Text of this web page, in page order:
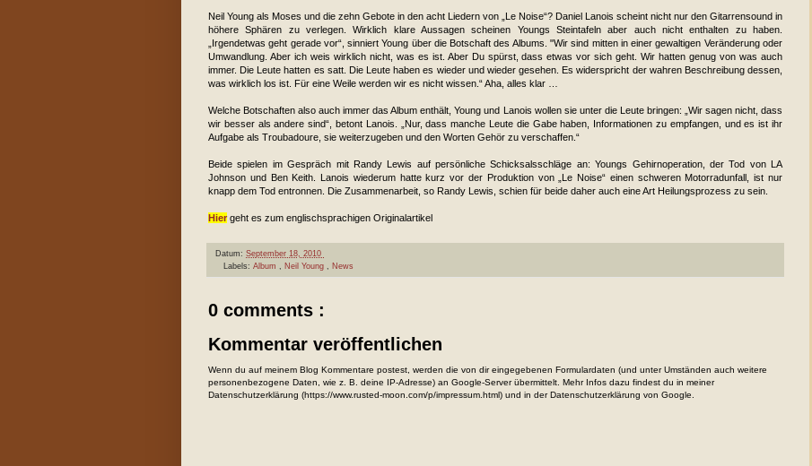
Neil Young als Moses und die zehn Gebote in den acht Liedern von „Le Noise“? Daniel Lanois scheint nicht nur den Gitarrensound in
höhere Sphären zu verlegen. Wirklich klare Aussagen scheinen Youngs Steintafeln aber auch nicht enthalten zu haben.
„Irgendetwas geht gerade vor“, sinniert Young über die Botschaft des Albums. "Wir sind mitten in einer gewaltigen Veränderung oder
Umwandlung. Aber ich weis wirklich nicht, was es ist. Aber Du spürst, dass etwas vor sich geht. Wir hatten genug von was auch
immer. Die Leute hatten es satt. Die Leute haben es wieder und wieder gesehen. Es widerspricht der wahren Beschreibung dessen,
was wirklich los ist. Für eine Weile werden wir es nicht wissen.“ Aha, alles klar …
Welche Botschaften also auch immer das Album enthält, Young und Lanois wollen sie unter die Leute bringen: „Wir sagen nicht, dass
wir besser als andere sind“, betont Lanois. „Nur, dass manche Leute die Gabe haben, Informationen zu empfangen, und es ist ihr
Aufgabe als Troubadoure, sie weiterzugeben und den Worten Gehör zu verschaffen.“
Beide spielen im Gespräch mit Randy Lewis auf persönliche Schicksalsschläge an: Youngs Gehirnoperation, der Tod von LA
Johnson und Ben Keith. Lanois wiederum hatte kurz vor der Produktion von „Le Noise“ einen schweren Motorradunfall, ist nur
knapp dem Tod entronnen. Die Zusammenarbeit, so Randy Lewis, schien für beide daher auch eine Art Heilungsprozess zu sein.
Hier geht es zum englischsprachigen Originalartikel
Datum: September 18, 2010
Labels: Album Neil Young News
0 comments :
Kommentar veröffentlichen
Wenn du auf meinem Blog Kommentare postest, werden die von dir eingegebenen Formulardaten (und unter Umständen auch weitere
personenbezogene Daten, wie z. B. deine IP-Adresse) an Google-Server übermittelt. Mehr Infos dazu findest du in meiner
Datenschutzerklärung (https://www.rusted-moon.com/p/impressum.html) und in der Datenschutzerklärung von Google.